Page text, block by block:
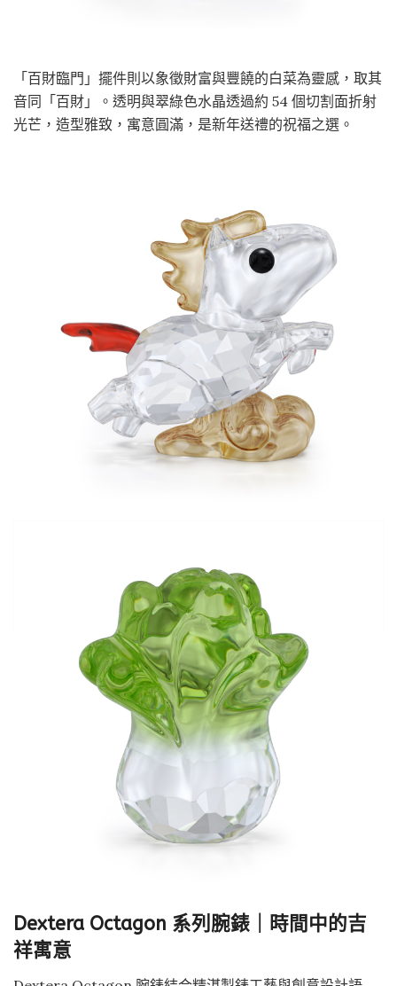
「百財臨門」擺件則以象徵財富與豐饒的白菜為靈感，取其
音同「百財」。透明與翠綠色水晶透過約 54 個切割面折射
光芒，造型雅致，寓意圓滿，是新年送禮的祝福之選。
Dextera Octagon 系列腕錶｜時間中的吉
祥寓意